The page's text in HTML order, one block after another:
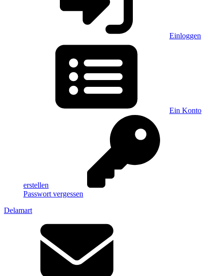
Einloggen
Ein Konto
erstellen
Passwort vergessen
Delamart